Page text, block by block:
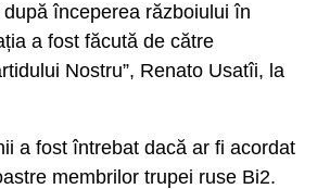
începerea războiului în
a fost făcută de către
Nostru”, Renato Usatîi, la
a fost întrebat dacă ar fi acordat
membrilor trupei ruse Bi2.